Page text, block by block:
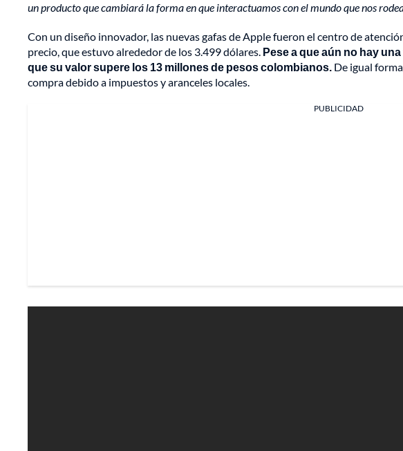
un producto que cambiará la forma en que interactuamos con el mundo que nos
Con un diseño innovador, las nuevas gafas de Apple fueron el centro de
precio, que estuvo alrededor de los 3.499 dólares. Pese a que aún no hay
que su valor supere los 13 millones de pesos colombianos. De igual
compra debido a impuestos y aranceles locales.
PUBLICIDAD